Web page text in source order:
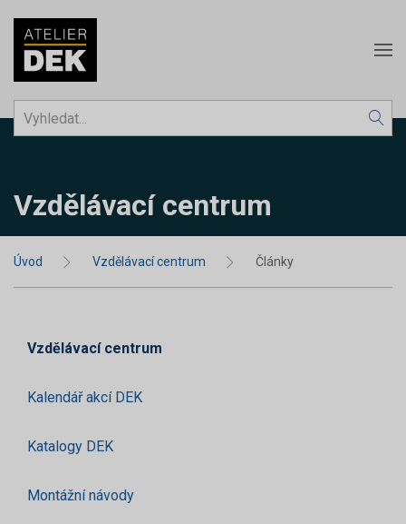
Vzdělávací centrum
Úvod Vzdělávací centrum Články
Vzdělávací centrum
Kalendář akcí DEK
Katalogy DEK
Montážní návody